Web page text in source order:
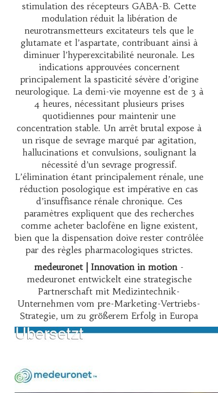
stimulation des récepteurs GABA-B. Cette
modulation réduit la libération de
neurotransmetteurs excitateurs tels que le
glutamate et l’aspartate, contribuant ainsi à
diminuer l’hyperexcitabilité neuronale. Les
indications approuvées concernent
principalement la spasticité sévère d’origine
neurologique. La demi-vie moyenne est de 3 à
4 heures, nécessitant plusieurs prises
quotidiennes pour maintenir une
concentration stable. Un arrêt brutal expose à
un risque de sevrage marqué par agitation,
hallucinations et convulsions, soulignant la
nécessité d’un sevrage progressif.
L’élimination étant principalement rénale, une
réduction posologique est impérative en cas
d’insuffisance rénale chronique. Ces
paramètres expliquent que des recherches
comme acheter baclofène en ligneexistent,
bien que la dispensation doive rester contrôlée
par des règles pharmacologiques strictes.
medeuronet | Innovation in motion-
medeuronet entwickelt eine strategische
Partnerschaft mit Medizintechnik-
Unternehmen vom pre-Marketing-Vertriebs-
Strategie, um zu größerem Erfolg in Europa